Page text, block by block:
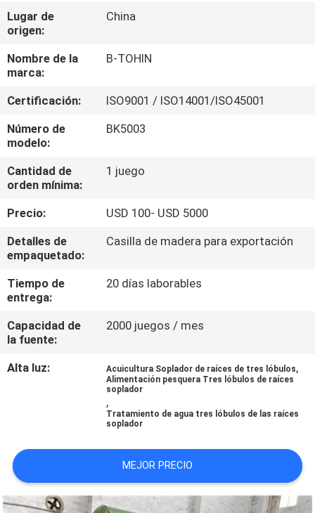
NOSOTROS
VIAJE
DE
LA
FÁBRICA
CONTROL
CALIDAD
ÉNTRENOS
EN
CON
COMPANY
NEWS
Lugar de
origen:
China
Nombre de la
marca:
B-TOHIN
Certificación:
ISO9001 / ISO14001/ISO45001
Número de
modelo:
BK5003
Cantidad de
orden mínima:
1 juego
Precio:
USD 100- USD 5000
Detalles de
empaquetado:
Casilla de madera para exportación
Tiempo de
entrega:
20 días laborables
Capacidad de
la fuente:
2000 juegos / mes
Alta luz: Acuicultura Soplador de raíces de tres lóbulos,
Alimentación pesquera Tres lóbulos de raíces
soplador
,
Tratamiento de agua tres lóbulos de las raíces
soplador
MEJOR PRECIO